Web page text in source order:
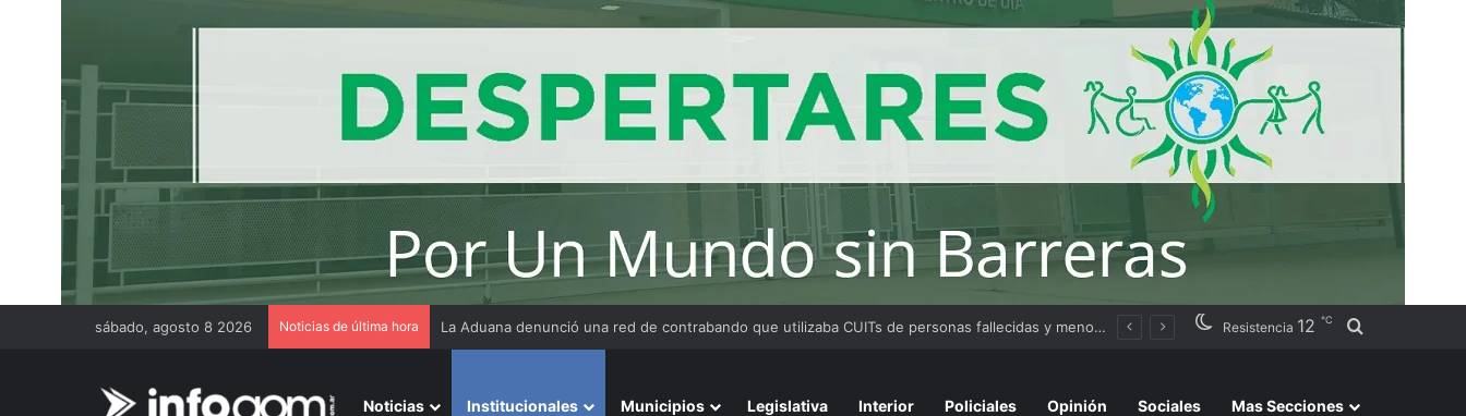
sábado, agosto 8 2026 Noticias de última hora Thiago Medina fue imputado por abuso sexual y la causa continúa bajo investigación judicial Resistencia 12 ℃ Buscar por
Noticias Institucionales Municipios Legislativa Interior Policiales Opinión Sociales Mas Secciones